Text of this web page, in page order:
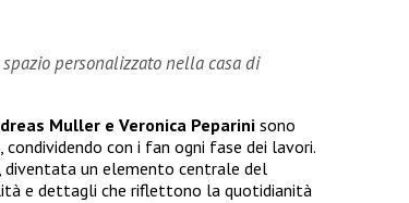
personalizzato nella casa di
Muller e Veronica Peparini sono
con i fan ogni fase dei lavori.
, diventata un elemento centrale del
e dettagli che riflettono la quotidianità